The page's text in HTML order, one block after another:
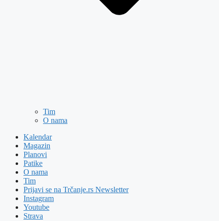
Tim
O nama
Kalendar
Magazin
Planovi
Patike
O nama
Tim
Prijavi se na Trčanje.rs Newsletter
Instagram
Youtube
Strava